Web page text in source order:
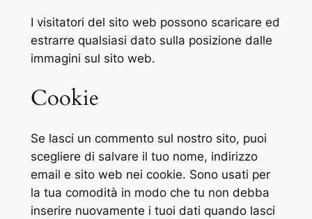
I visitatori del sito web possono scaricare ed
estrarre qualsiasi dato sulla posizione dalle
immagini sul sito web.
Cookie
Se lasci un commento sul nostro sito, puoi
scegliere di salvare il tuo nome, indirizzo
email e sito web nei cookie. Sono usati per
la tua comodità in modo che tu non debba
inserire nuovamente i tuoi dati quando lasci